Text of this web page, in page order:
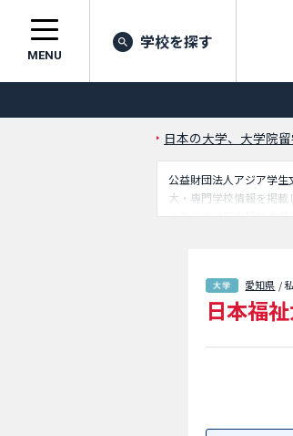
MENU
学校を探す
日本の大学、大学院
公益財団法人アジア学生
大・専門学校情報を掲載
こちらでは日本福祉大
愛知県 /
日本福